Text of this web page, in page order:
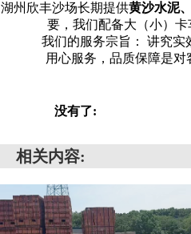
湖州欣丰沙场长期提供黄沙水泥
要，我们配备大（小）
我们的服务宗旨： 讲究
用心服务，品质保障是
没有了:
相关内容: